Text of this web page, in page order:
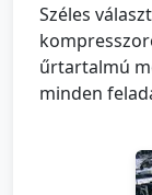
Széles
űrtartalmú
minden